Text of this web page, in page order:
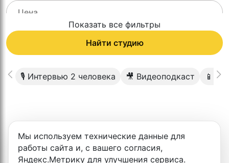
Показать все фильтры
Найти студию
🎙 Интервью 2 человека 🎥 Видеоподкаст
студии
Мы используем технические данные для
работы сайта и, с вашего согласия,
Яндекс.Метрику для улучшения сервиса.